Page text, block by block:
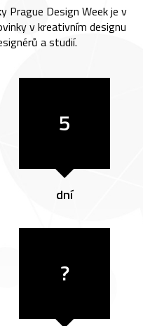
Prague Design Week je v
v kreativním designu
a studií.
5
dní
?